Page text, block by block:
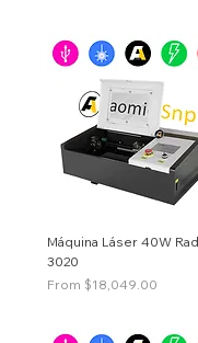
Máquina Láser 40W
3020
Price
From $18,049.00